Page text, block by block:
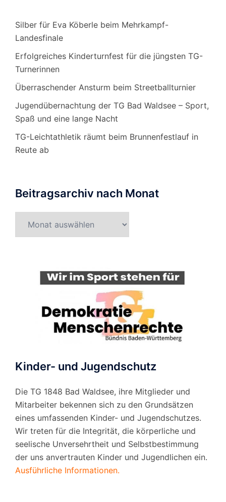
Silber für Eva Köberle beim Mehrkampf-
Landesfinale
Erfolgreiches Kinderturnfest für die jüngsten TG-
Turnerinnen
Überraschender Ansturm beim Streetballturnier
Jugendübernachtung der TG Bad Waldsee – Sport,
Spaß und eine lange Nacht
TG-Leichtathletik räumt beim Brunnenfestlauf in
Reute ab
Beitragsarchiv nach Monat
nach
Kinder- und Jugendschutz
Die TG 1848 Bad Waldsee, ihre Mitglieder und
Mitarbeiter bekennen sich zu den Grundsätzen
eines umfassenden Kinder- und Jugendschutzes.
Wir treten für die Integrität, die körperliche und
seelische Unversehrtheit und Selbstbestimmung
der uns anvertrauten Kinder und Jugendlichen ein.
Ausführliche Informationen.